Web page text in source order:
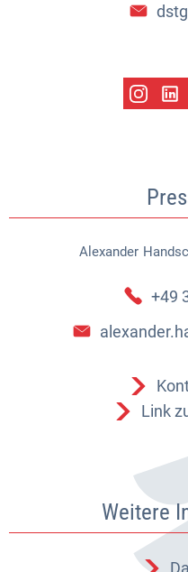
Alexander
+49
Link
Weitere